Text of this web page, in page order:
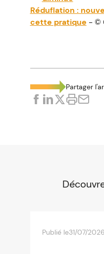
Réduflation :
cette pratique - ©
Partager
Publié le31/07/2026